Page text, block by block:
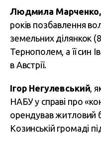
Людмила Марченко,
років позбавлення
земельних ділянкок
Тернополем, а її син
в Австрії.
Ігор Негулевський,
НАБУ у справі про
орендував житловий
Козинській громаді